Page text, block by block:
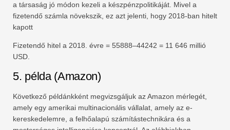
a társaság jó módon kezeli a készpénzpolitikáját. Mivel a
fizetendő számla növekszik, ez azt jelenti, hogy 2018-ban hitelt
kapott
Fizetendő hitel a 2018. évre = 55888–44242 = 11 646 millió
USD.
5. példa (Amazon)
Következő példánkként megvizsgáljuk az Amazon mérlegét,
amely egy amerikai multinacionális vállalat, amely az e-
kereskedelemre, a felhőalapú számítástechnikára és a